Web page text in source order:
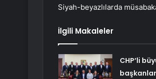
Siyah-beyazlılarda
İlgili Makaleler
CHP’li